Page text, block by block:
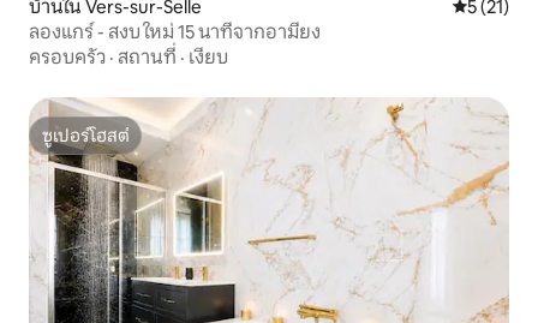
บ้านใน Vers-sur-Selle คะแนนเฉลี่
5 (21)
ลองแกร์ - สงบ ใหม่ 15 นาทีจากอามียง
ครอบครัว · สถานที่ · เงียบ
ซูเปอร์โฮสต์
ซูเปอร์โฮสต์